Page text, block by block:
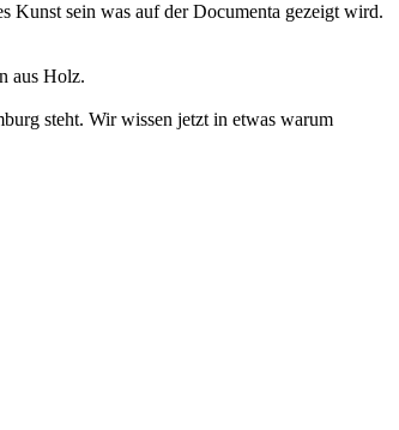
Kunst sein was auf der Documenta gezeigt wird.
aus Holz.
steht. Wir wissen jetzt in etwas warum